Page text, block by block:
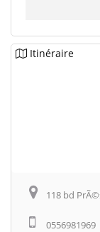
Itinéraire
118 bd
0556981969